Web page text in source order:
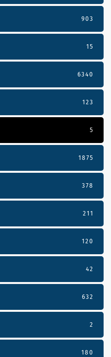
903
15
6340
123
5
1875
378
211
120
42
632
2
180